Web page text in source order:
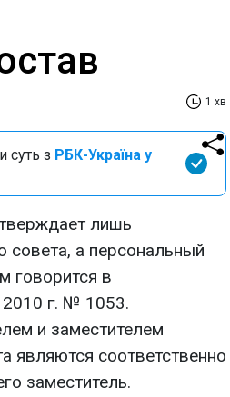
1 хв
суть з РБК-Україна у
лишь
а персональный
говорится в
2010 г. № 1053.
и заместителем
являются соответственно
заместитель.